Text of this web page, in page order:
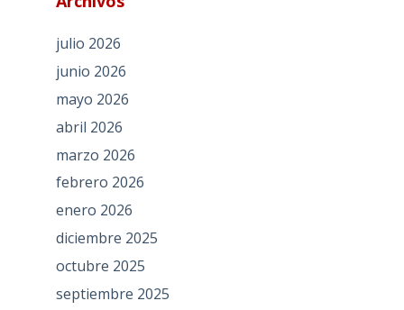
julio 2026
junio 2026
mayo 2026
abril 2026
marzo 2026
febrero 2026
enero 2026
diciembre 2025
octubre 2025
septiembre 2025